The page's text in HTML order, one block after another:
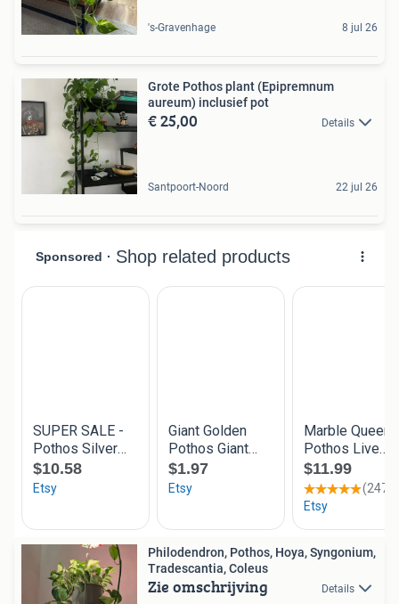
's-Gravenhage 8 jul 26
Grote Pothos plant (Epipremnum
aureum) inclusief pot
€ 25,00 Details
Santpoort-Noord 22 jul 26
Philodendron, Pothos, Hoya, Syngonium,
Tradescantia, Coleus
Zie omschrijving Details